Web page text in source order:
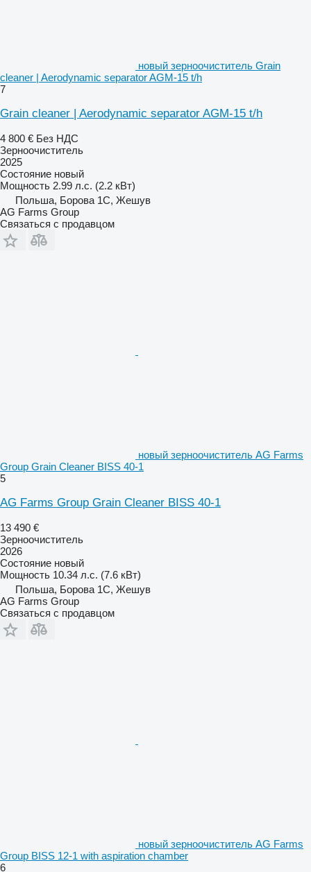
новый зерноочиститель Grain
cleaner | Aerodynamic separator AGM-15 t/h
7
Grain cleaner | Aerodynamic separator AGM-15 t/h
4 800 € Без НДС
Зерноочиститель
2025
Состояние новый
Мощность 2.99 л.с. (2.2 кВт)
Польша, Борова 1С, Жешув
AG Farms Group
Связаться с продавцом
новый зерноочиститель AG Farms
Group Grain Cleaner BISS 40-1
5
AG Farms Group Grain Cleaner BISS 40-1
13 490 €
Зерноочиститель
2026
Состояние новый
Мощность 10.34 л.с. (7.6 кВт)
Польша, Борова 1С, Жешув
AG Farms Group
Связаться с продавцом
новый зерноочиститель AG Farms
Group BISS 12-1 with aspiration chamber
6